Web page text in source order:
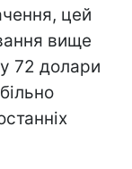
цей
вище
72 долари